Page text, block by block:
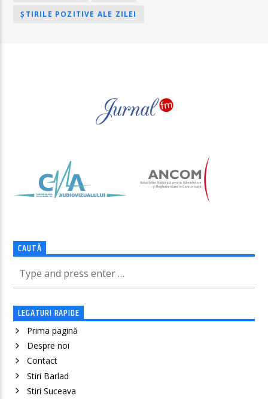
ȘTIRILE POZITIVE ALE ZILEI
CAUTĂ
LEGATURI RAPIDE
Prima pagină
Despre noi
Contact
Stiri Barlad
Stiri Suceava